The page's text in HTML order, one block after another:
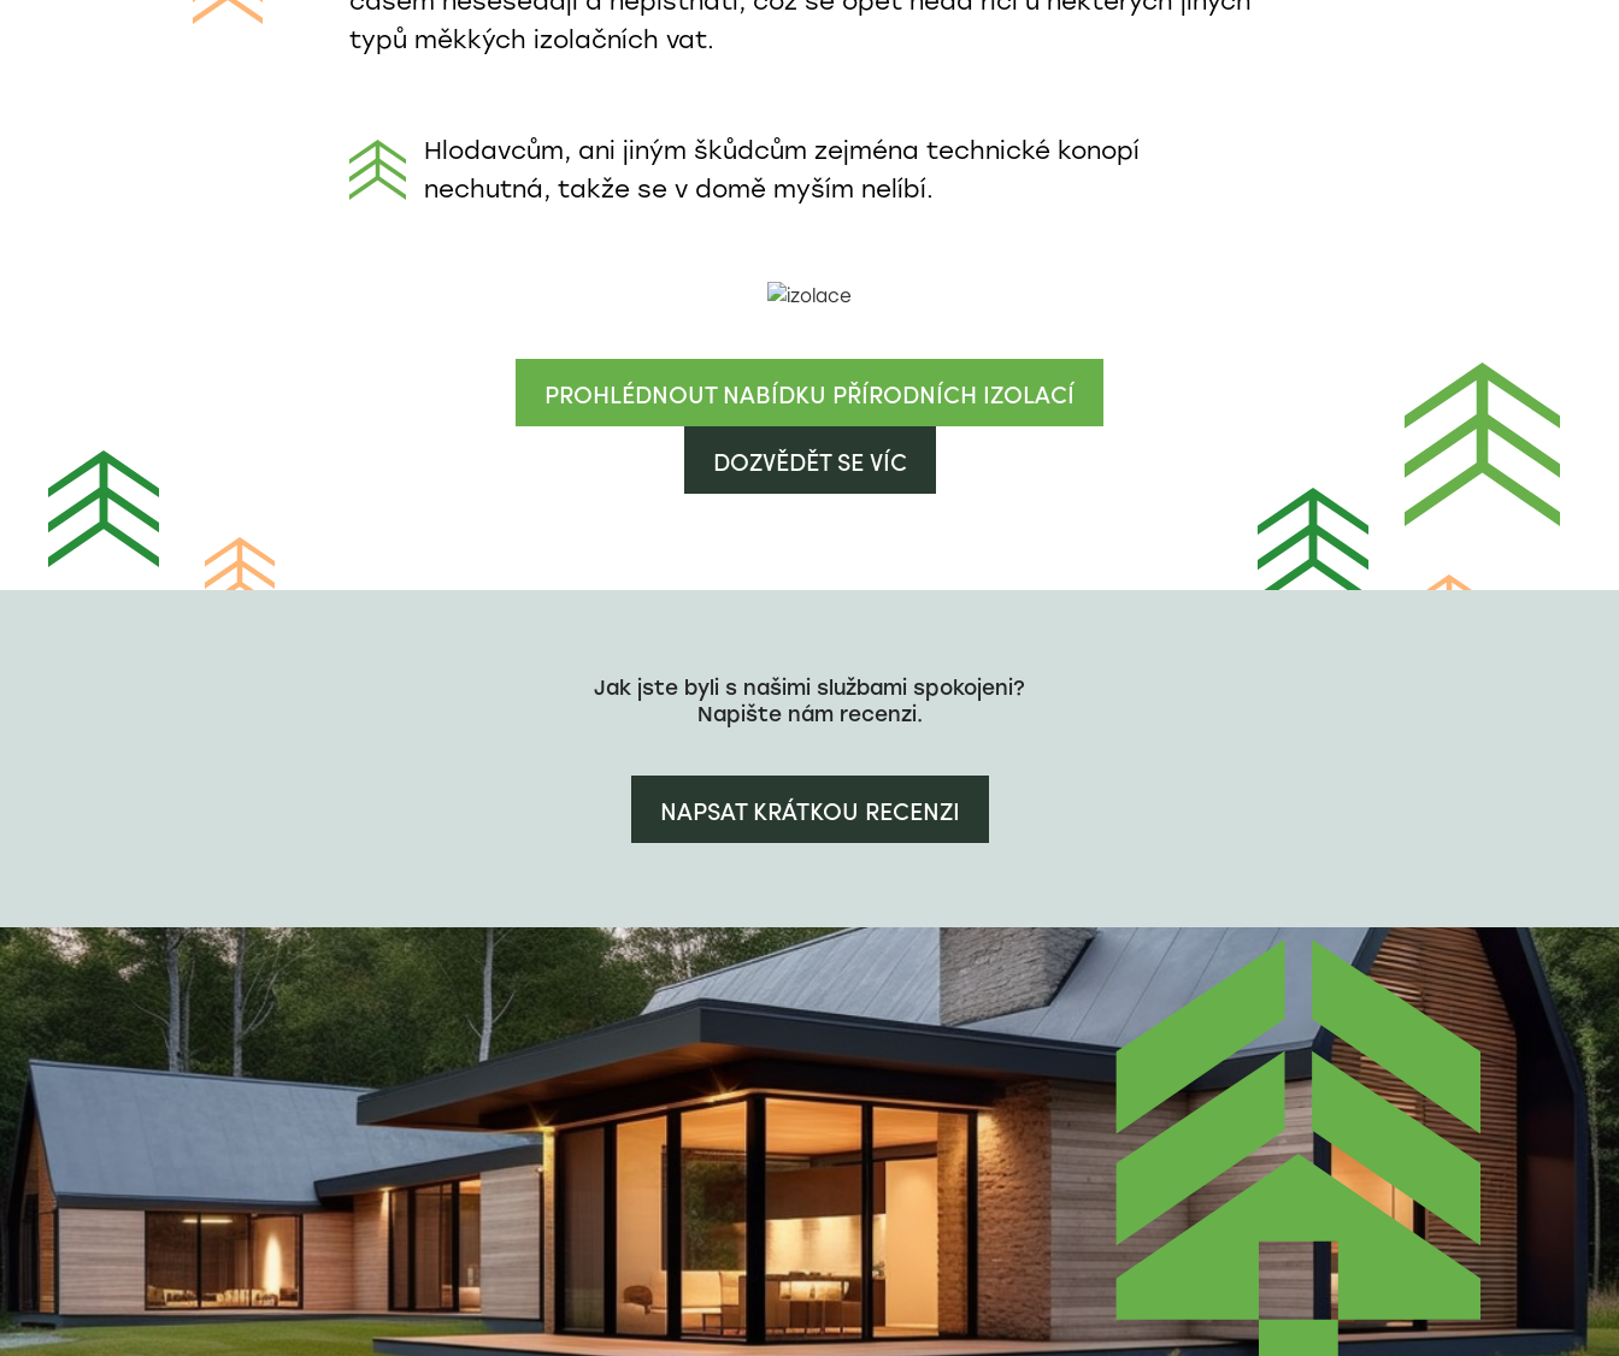
typů měkkých izolačních vat.
Hlodavcům, ani jiným škůdcům zejména technické konopí
nechutná, takže se v domě myším nelíbí.
PROHLÉDNOUT NABÍDKU PŘÍRODNÍCH IZOLACÍ
DOZVĚDĚT SE VÍC
Jak jste byli s našimi službami spokojeni?
Napište nám recenzi.
NAPSAT KRÁTKOU RECENZI